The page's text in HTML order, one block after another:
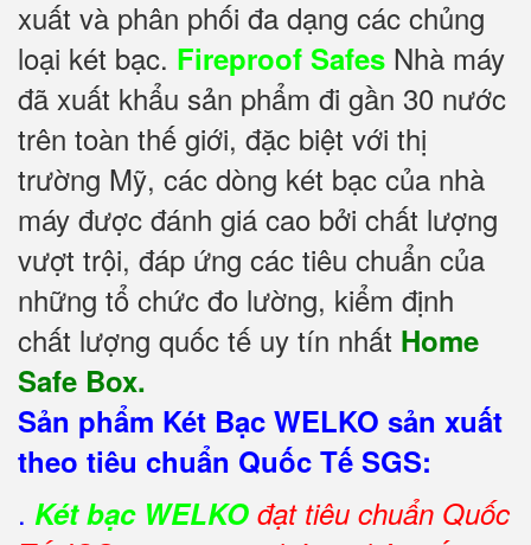
xuất và phân phối đa dạng các chủng
loại két bạc. Fireproof Safes Nhà máy
đã xuất khẩu sản phẩm đi gần 30 nước
trên toàn thế giới, đặc biệt với thị
trường Mỹ, các dòng két bạc của nhà
máy được đánh giá cao bởi chất lượng
vượt trội, đáp ứng các tiêu chuẩn của
những tổ chức đo lường, kiểm định
chất lượng quốc tế uy tín nhất Home
Safe Box.
Sản phẩm Két Bạc WELKO sản xuất
theo tiêu chuẩn Quốc Tế SGS:
. Két bạc WELKO đạt tiêu chuẩn Quốc